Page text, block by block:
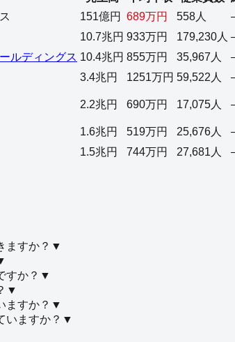
151億円 689万円 558人
10.7兆円 933万円 179,230人
ルディングス 10.4兆円 855万円 35,967人
3.4兆円
1251万円 59,522人
2.2兆円 690万円 17,075人
1.6兆円 519万円 25,676人
1.5兆円
744万円 27,681人
ますか？ ▼
すか？ ▼
▼
ますか？ ▼
いますか？ ▼